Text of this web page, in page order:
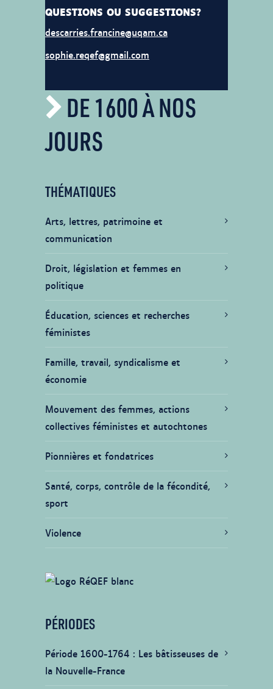
QUESTIONS OU SUGGESTIONS?
descarries.francine@uqam.ca
sophie.reqef@gmail.com
DE 1600 À NOS
JOURS
THÉMATIQUES
Arts, lettres, patrimoine et
communication
Droit, législation et femmes en
politique
Éducation, sciences et recherches
féministes
Famille, travail, syndicalisme et
économie
Mouvement des femmes, actions
collectives féministes et autochtones
Pionnières et fondatrices
Santé, corps, contrôle de la fécondité,
sport
Violence
PÉRIODES
Période 1600-1764
Les bâtisseuses de
la Nouvelle-France